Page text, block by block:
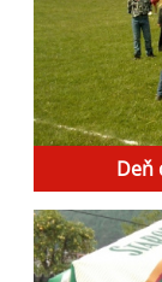
Deň